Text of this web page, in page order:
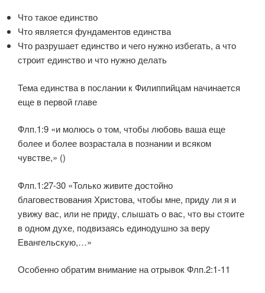
Что такое единство
Что является фундаментов единства
Что разрушает единство и чего нужно избегать, а что
строит единство и что нужно делать
Тема единства в послании к Филиппийцам начинается
еще в первой главе
Флп.1:9 «и молюсь о том, чтобы любовь ваша еще
более и более возрастала в познании и всяком
чувстве,» ()
Флп.1:27-30 «Только живите достойно
благовествования Христова, чтобы мне, приду ли я и
увижу вас, или не приду, слышать о вас, что вы стоите
в одном духе, подвизаясь единодушно за веру
Евангельскую,…»
Особенно обратим внимание на отрывок Флп.2:1-11